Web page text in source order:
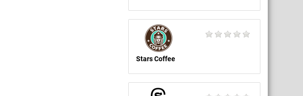
Stars Coffee